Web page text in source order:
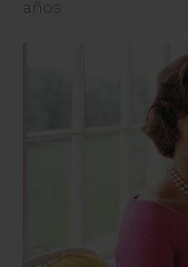
años.